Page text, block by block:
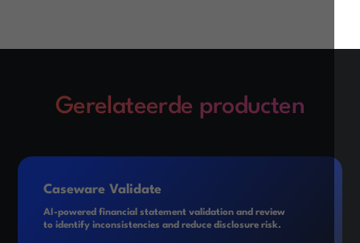
Gerelateerde producten
Caseware Validate
AI-powered financial statement validation and review
to identify inconsistencies and reduce disclosure risk.